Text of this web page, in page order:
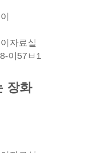
자료실
이57ㅂ1
장화